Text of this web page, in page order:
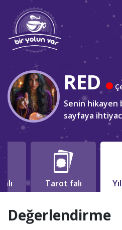
RED
Senin hikayen
sayfaya
Tarot falı
Değerlendirme